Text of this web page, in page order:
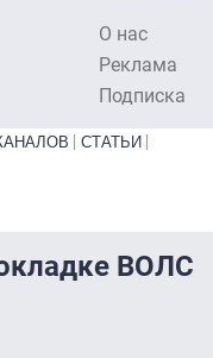
О нас
Реклама
Подписка
СТАТЬИ
ВОЛС